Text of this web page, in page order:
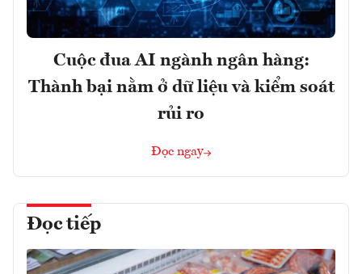
Cuộc đua AI ngành ngân hàng:
Thành bại nằm ở dữ liệu và kiểm soát
rủi ro
Đọc ngay
Đọc tiếp